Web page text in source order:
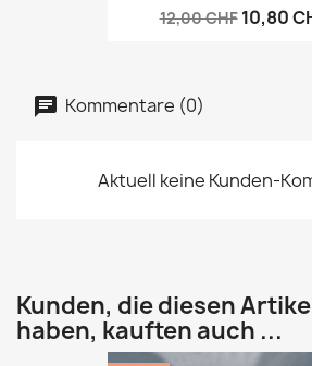
12,00 CHF 10,80
Kommentare (0)
Aktuell keine Kunden-
Kunden, die diesen
haben, kauften auch ...